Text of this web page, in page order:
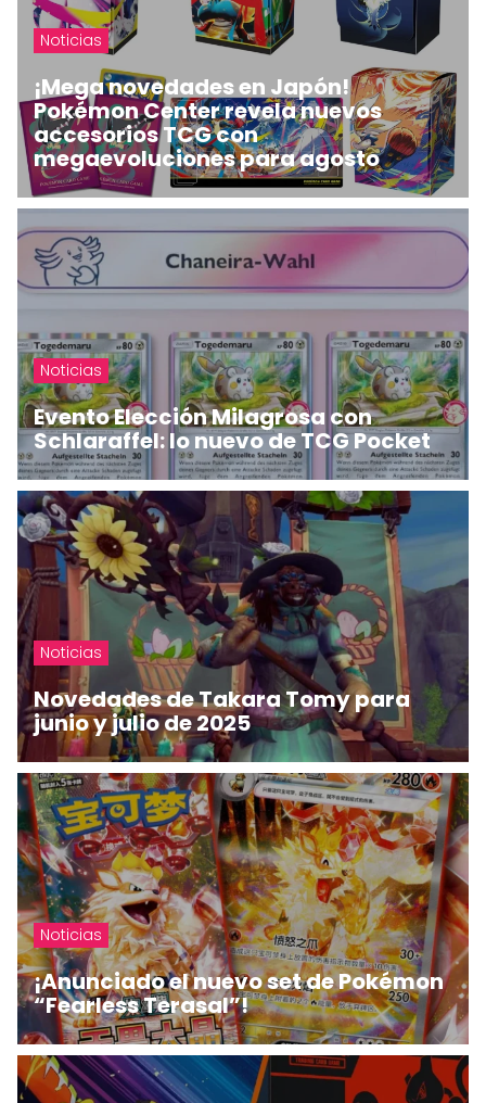
Noticias
¡Mega novedades en Japón!
Pokémon Center revela nuevos
accesorios TCG con
megaevoluciones para agosto
Noticias
Evento Elección Milagrosa con
Schlaraffel: lo nuevo de TCG Pocket
Noticias
Novedades de Takara Tomy para
junio y julio de 2025
Noticias
¡Anunciado el nuevo set de Pokémon
“Fearless Terasal”!